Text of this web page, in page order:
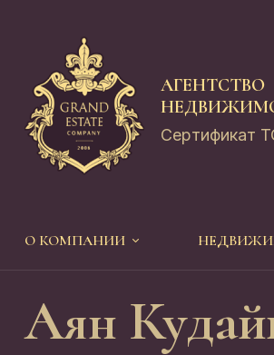
АГЕНТСТВО
Сертификат
О КОМПАНИИ
Аян